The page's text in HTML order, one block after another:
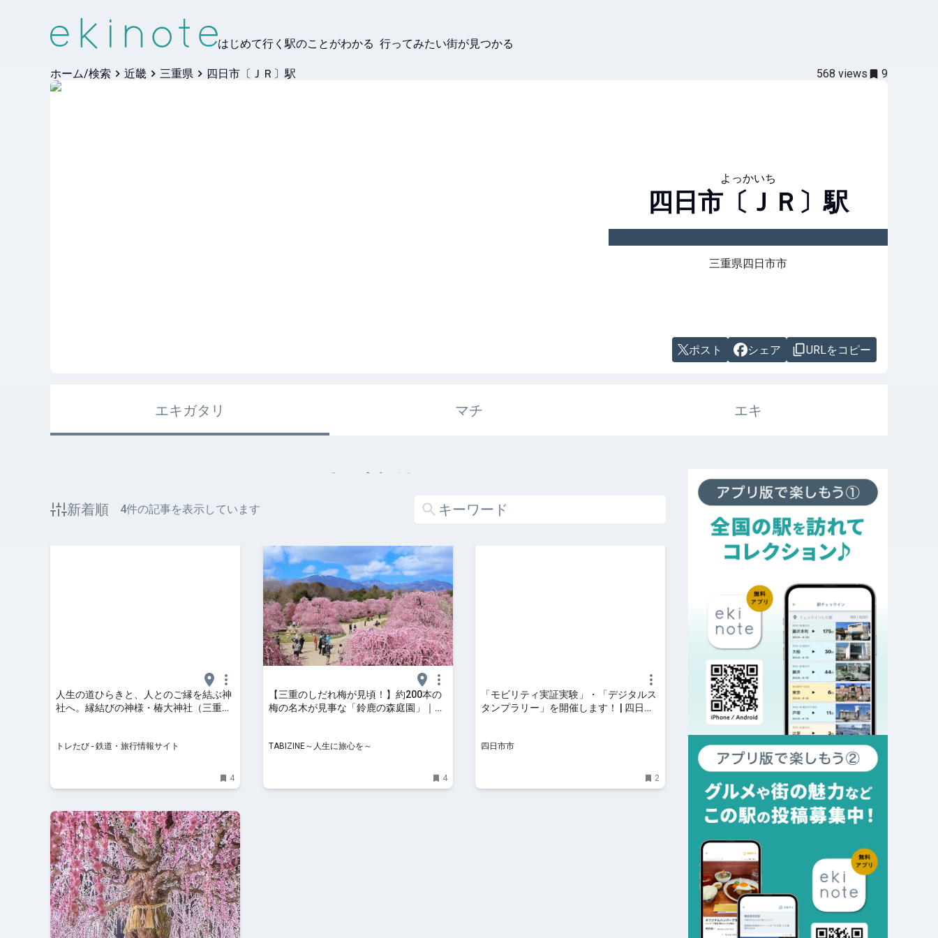
はじめて行く駅のことがわかる 行ってみたい街が見つかる
ホーム/検索 近畿 三重県 四日市〔ＪＲ〕駅 568 views 9
よっかいち
四日市〔ＪＲ〕駅
三重県四日市市
ポスト シェア URLをコピー
エキガタリ マチ エキ
エキガタリ
新着順 4件の記事を表示しています
人生の道ひらきと、人とのご縁を結ぶ神
社へ。縁結びの神様・椿大神社（三重）
トレたび - 鉄道・旅行情報サイト
4
【三重のしだれ梅が見頃！】約200本の
梅の名木が見事な「鈴鹿の森庭園」｜幽
TABIZINE～人生に旅心を～
4
「モビリティ実証実験」・「デジタルス
タンプラリー」を開催します！ | 四日市
四日市市
2